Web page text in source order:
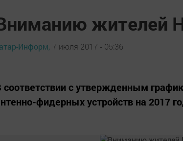
жителей
Информ, 7 июля 2017 - 05:36
соответствии с утвержденным
фидерных устройств на 2017